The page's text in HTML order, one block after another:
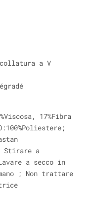
a V
17%Fibra
Stirare a
a secco in
; Non trattare